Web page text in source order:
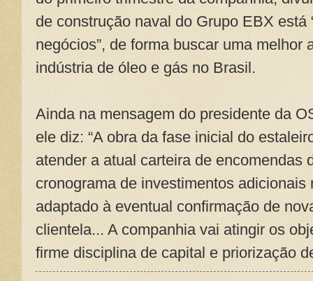
de construção naval do Grupo EBX está
negócios”, de forma buscar uma melhor
indústria de óleo e gás no Brasil.
Ainda na mensagem do presidente da
ele diz: “A obra da fase inicial do
atender a atual carteira de encomendas
cronograma de investimentos adicionais
adaptado à eventual confirmação de
clientela... A companhia vai atingir os
firme disciplina de capital e priorização